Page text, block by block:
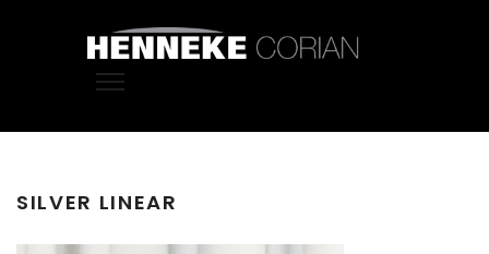
SILVER LINEAR